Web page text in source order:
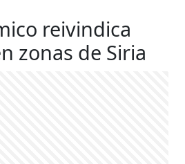
reivindica
zonas de Siria